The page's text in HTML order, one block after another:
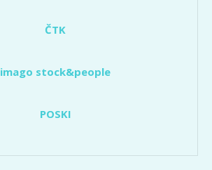
ČTK
imago stock&people
POSKI